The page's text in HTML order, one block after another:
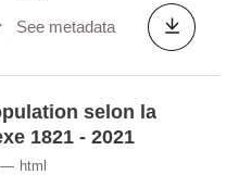
See metadata
selon la
1821 - 2021
html